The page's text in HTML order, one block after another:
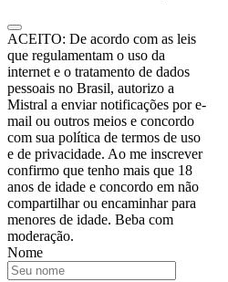
ACEITO: De acordo com as leis
que regulamentam o uso da
internet e o tratamento de dados
pessoais no Brasil, autorizo a
Mistral a enviar notificações por e-
mail ou outros meios e concordo
com sua política de termos de uso
e de privacidade. Ao me inscrever
confirmo que tenho mais que 18
anos de idade e concordo em não
compartilhar ou encaminhar para
menores de idade. Beba com
moderação.
Nome